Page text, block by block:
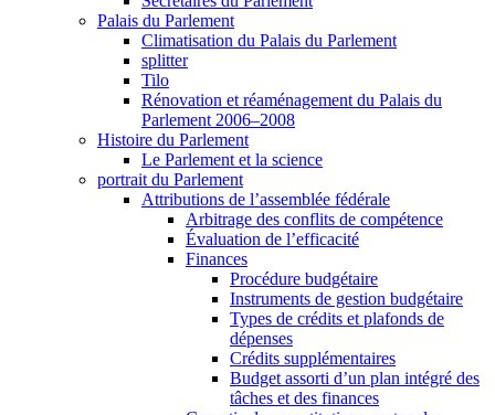
Palais du Parlement
Climatisation du Palais du Parlement
splitter
Tilo
Rénovation et réaménagement du Palais du
Parlement 2006–2008
Histoire du Parlement
Le Parlement et la science
portrait du Parlement
Attributions de l’assemblée fédérale
Arbitrage des conflits de compétence
Évaluation de l’efficacité
Finances
Procédure budgétaire
Instruments de gestion budgétaire
Types de crédits et plafonds de
dépenses
Crédits supplémentaires
Budget assorti d’un plan intégré des
tâches et des finances